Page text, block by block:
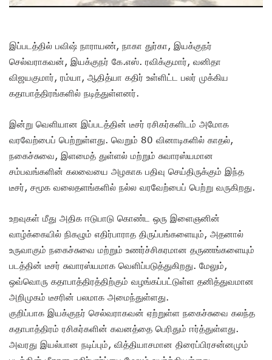
இப்படத்தில் பவிஷ் நாராயண், நாகா துர்கா, இயக்குநர்
செல்வராகவன், இயக்குநர் கே.எஸ். ரவிக்குமார், வனிதா
விஜயகுமார், ரம்யா, ஆதித்யா கதிர் உள்ளிட்ட பலர் முக்கிய
கதாபாத்திரங்களில் நடித்துள்ளனர்.
இன்று வெளியான இப்படத்தின் டீசர் ரசிகர்களிடம் அமோக
வரவேற்பைப் பெற்றுள்ளது. வெறும் 80 வினாடிகளில் காதல்,
நகைச்சுவை, இளமைத் துள்ளல் மற்றும் சுவாரஸ்யமான
சம்பவங்களின் கலவையை அழகாக பதிவு செய்திருக்கும் இந்த
டீசர், சமூக வலைதளங்களில் நல்ல வரவேற்பைப் பெற்று வருகிறது.
உறவுகள் மீது அதிக ஈடுபாடு கொண்ட ஒரு இளைஞனின்
வாழ்க்கையில் நிகழும் எதிர்பாராத திருப்பங்களையும், அதனால்
உருவாகும் நகைச்சுவை மற்றும் உணர்ச்சிகரமான தருணங்களையும்
படத்தின் டீசர் சுவாரஸ்யமாக வெளிப்படுத்துகிறது. மேலும்,
ஒவ்வொரு கதாபாத்திரத்திற்கும் வழங்கப்பட்டுள்ள தனித்துவமான
அறிமுகம் டீசரின் பலமாக அமைந்துள்ளது.
குறிப்பாக இயக்குநர் செல்வராகவன் ஏற்றுள்ள நகைச்சுவை கலந்த
கதாபாத்திரம் ரசிகர்களின் கவனத்தை பெரிதும் ஈர்த்துள்ளது.
அவரது இயல்பான நடிப்பும், வித்தியாசமான திரைப்பிரசன்னமும்